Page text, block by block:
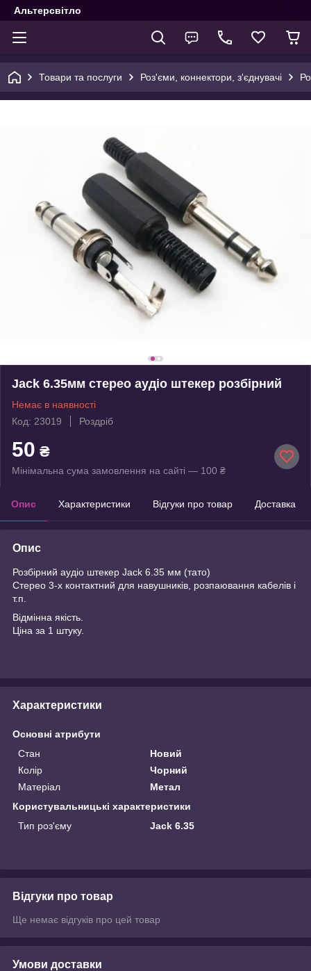
Альтерсвітло
Товари та послуги Роз'єми, коннектори, з'єднувачі
Jack 6.35мм стерео аудіо штекер розбірний
Немає в наявності
Код: 23019
Роздріб
50 ₴
Мінімальна сума замовлення на сайті — 100 ₴
Опис Характеристики Відгуки про товар Доставка
Опис
Розбірний аудіо штекер Jack 6.35 мм (тато)
Стерео 3-х контактний для навушників, розпаювання кабелів і
т.п.
Відмінна якість.
Ціна за 1 штуку.
Характеристики
Основні атрибути
Стан
Новий
Колір
Чорний
Матеріал
Метал
Користувальницькі характеристики
Тип роз'єму
Jack 6.35
Відгуки про товар
Ще немає відгуків про цей товар
Умови доставки